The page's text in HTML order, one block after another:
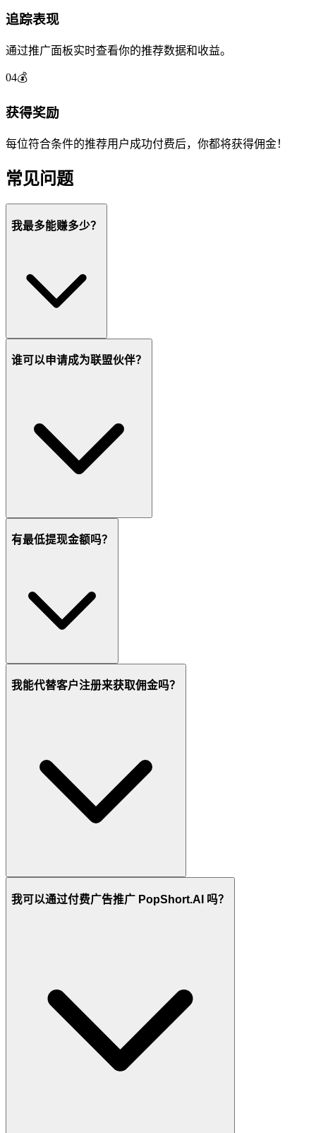
追踪表现
通过推广面板实时查看你的推荐数据和收益。
04💰
获得奖励
每位符合条件的推荐用户成功付费后，你都将获得佣金！
常见问题
我最多能赚多少？
谁可以申请成为联盟伙伴？
有最低提现金额吗？
我能代替客户注册来获取佣金吗？
我可以通过付费广告推广 PopShort.AI 吗？